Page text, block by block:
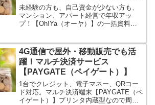
ン経営で年収アップする方続出！
未経験の方も、自己資金が少ない方も、
マンション、アパート経営で年収アッ
プ！【Oh!Ya（オーヤ）】の一括資料請
で済み、複数社ある不動産会社に迷わず
一括で申込できるサイトです。
4G通信で屋外・移動販売でも活
躍！マルチ決済サービス
【PAYGATE（ペイゲート）】
1台でクレジット、電子マネー、QRコー
ド対応。マルチ決済端末【PAYGATE（ペ
イゲート）】プリンタ内蔵型なので周辺